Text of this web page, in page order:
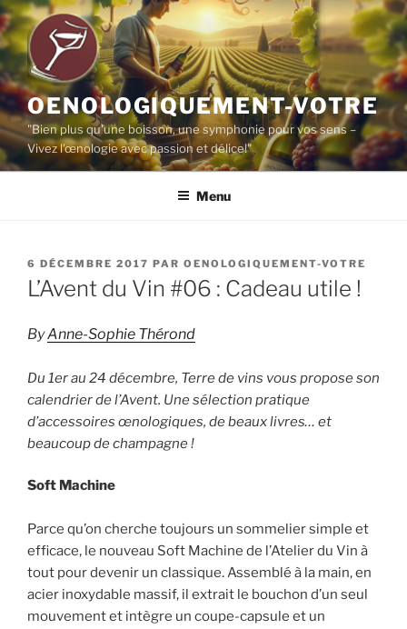
Aller
au
contenu
principal
OENOLOGIQUEMENT-VOTRE
"Bien plus qu'une boisson, une symphonie pour vos sens –
Vivez l'œnologie avec passion et délice!"
Menu
PUBLIÉ
LE
6 DÉCEMBRE 2017 PAR OENOLOGIQUEMENT-VOTRE
L’Avent du Vin #06 : Cadeau utile !
ByAnne-Sophie Thérond
Du 1er au 24 décembre, Terre de vins vous propose son
calendrier de l’Avent. Une sélection pratique
d’accessoires œnologiques, de beaux livres… et
beaucoup de champagne !
Soft Machine
Parce qu’on cherche toujours un sommelier simple et
efficace, le nouveau Soft Machine de l’Atelier du Vin à
tout pour devenir un classique. Assemblé à la main, en
acier inoxydable massif, il extrait le bouchon d’un seul
mouvement et intègre un coupe-capsule et un